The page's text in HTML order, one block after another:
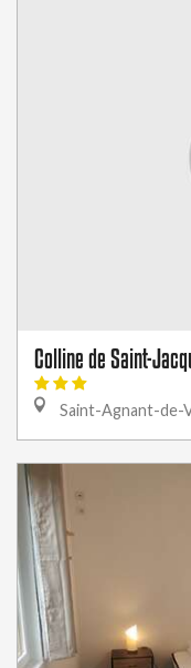
Colline de Saint-
Saint-Agnant-de-